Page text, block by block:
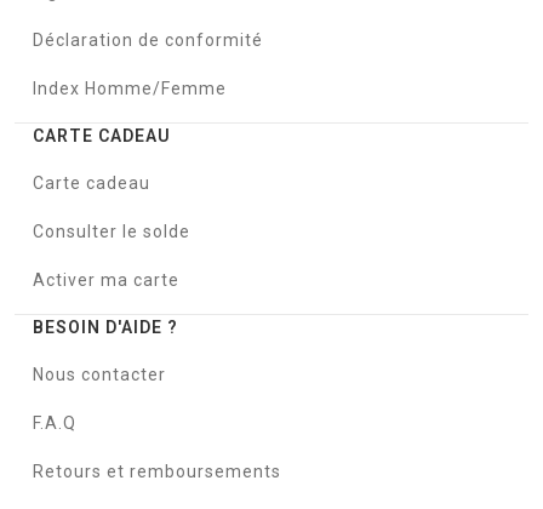
Déclaration de conformité
Index Homme/Femme
CARTE CADEAU
Carte cadeau
Consulter le solde
Activer ma carte
BESOIN D'AIDE ?
Nous contacter
F.A.Q
Retours et remboursements